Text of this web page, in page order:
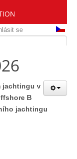
se
jachtingu v
B
jachtingu